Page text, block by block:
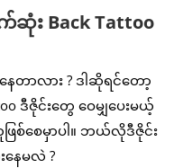
း Back Tattoo
ေတာလား ? ဒါဆိုရင်တော့
ဒီဇိုင်းတွေ ဝေမျှပေးမယ့်
စ်စေမှာပါ။ ဘယ်လိုဒီဇိုင်း
နေမလဲ ?